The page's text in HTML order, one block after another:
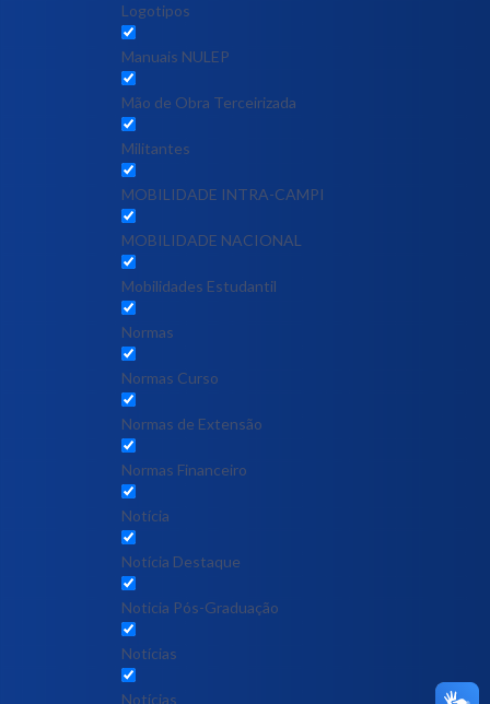
Logotipos
Manuais NULEP
Mão de Obra Terceirizada
Militantes
MOBILIDADE INTRA-CAMPI
MOBILIDADE NACIONAL
Mobilidades Estudantil
Normas
Normas Curso
Normas de Extensão
Normas Financeiro
Notícia
Notícia Destaque
Noticia Pós-Graduação
Notícias
Notícias